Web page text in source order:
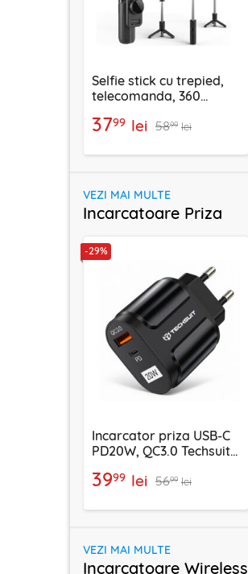
Selfie stick cu trepied,
telecomanda, 360
3799 lei 5899 lei
VEZI MAI MULTE
Incarcatoare Priza
-29%
Incarcator priza USB-C
PD20W, QC3.0 Techsuit
CHPD038
3999 lei 5699 lei
VEZI MAI MULTE
Incarcatoare Wireless